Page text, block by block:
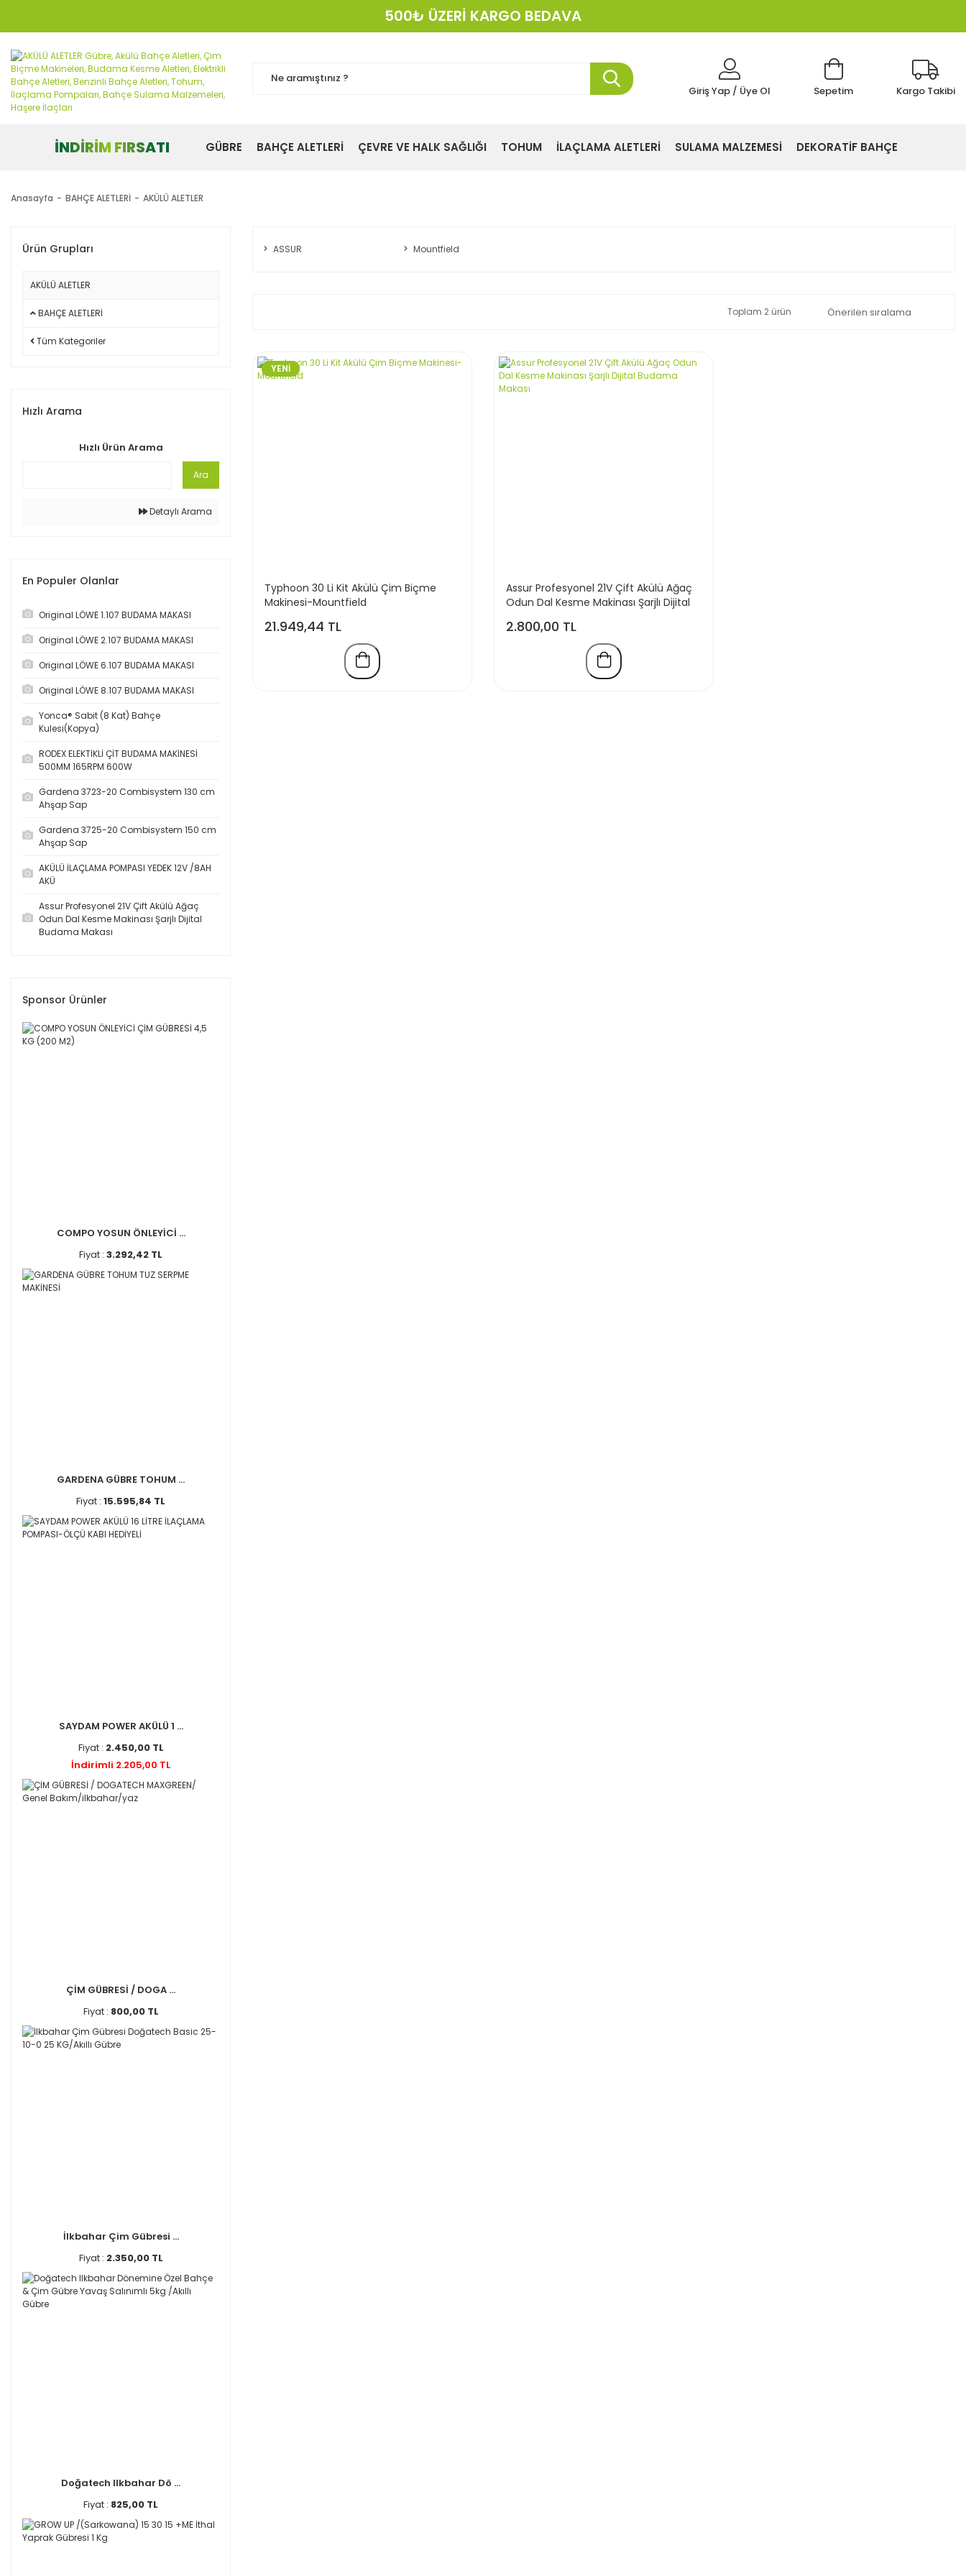
500₺ ÜZERİ KARGO BEDAVA
Giriş Yap / Üye Ol Sepetim Kargo Takibi
İNDİRİM FIRSATI GÜBRE BAHÇE ALETLERİ ÇEVRE VE HALK SAĞLIĞI TOHUM İLAÇLAMA ALETLERİ SULAMA MALZEMESİ DEKORATİF BAHÇE
Anasayfa BAHÇE ALETLERİ AKÜLÜ ALETLER
Ürün Grupları
AKÜLÜ ALETLER
BAHÇE ALETLERİ
Tüm Kategoriler
Hızlı Arama
Hızlı Ürün Arama
Ara
Detaylı Arama
En Populer Olanlar
Original LÖWE 1.107 BUDAMA MAKASI
Original LÖWE 2.107 BUDAMA MAKASI
Original LÖWE 6.107 BUDAMA MAKASI
Original LÖWE 8.107 BUDAMA MAKASI
Yonca® Sabit (8 Kat) Bahçe
Kulesi(Kopya)
RODEX ELEKTİKLİ ÇİT BUDAMA MAKİNESİ
500MM 165RPM 600W
Gardena 3723-20 Combisystem 130 cm
Ahşap Sap
Gardena 3725-20 Combisystem 150 cm
Ahşap Sap
AKÜLÜ İLAÇLAMA POMPASI YEDEK 12V /8AH
AKÜ
Assur Profesyonel 21V Çift Akülü Ağaç
Odun Dal Kesme Makinası Şarjlı Dijital
Budama Makası
Sponsor Ürünler
COMPO YOSUN ÖNLEYİCİ ...
Fiyat : 3.292,42 TL
GARDENA GÜBRE TOHUM ...
Fiyat : 15.595,84 TL
SAYDAM POWER AKÜLÜ 1 ...
Fiyat : 2.450,00 TL
İndirimli 2.205,00 TL
ÇİM GÜBRESİ / DOGA ...
Fiyat : 800,00 TL
İlkbahar Çim Gübresi ...
Fiyat : 2.350,00 TL
Doğatech Ilkbahar Dö ...
Fiyat : 825,00 TL
ASSUR Mountfield
Toplam 2 ürün
YENİ
Typhoon 30 Li Kit Akülü Çim Biçme
Makinesi-Mountfield
21.949,44 TL
Assur Profesyonel 21V Çift Akülü Ağaç
Odun Dal Kesme Makinası Şarjlı Dijital
2.800,00 TL